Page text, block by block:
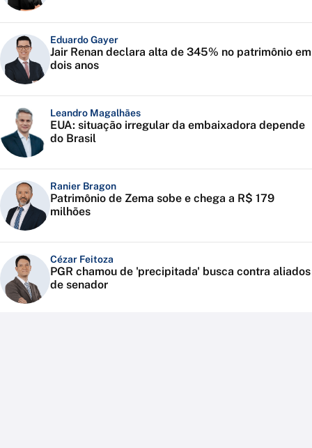
Eduardo Gayer
Jair Renan declara alta de 345% no patrimônio em
dois anos
Leandro Magalhães
EUA: situação irregular da embaixadora depende
do Brasil
Ranier Bragon
Patrimônio de Zema sobe e chega a R$ 179
milhões
Cézar Feitoza
PGR chamou de 'precipitada' busca contra aliados
de senador